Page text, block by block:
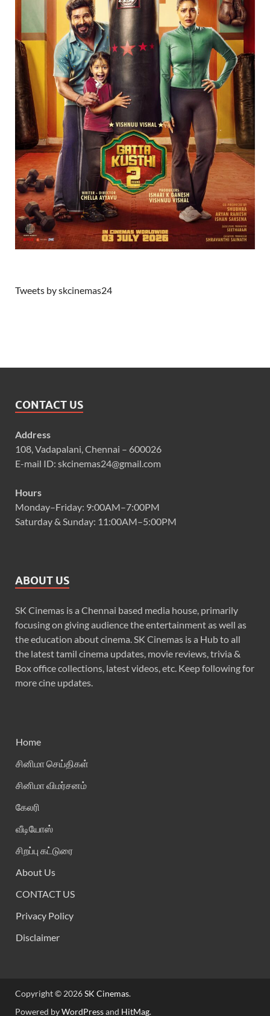
Tweets by skcinemas24
CONTACT US
Address
108, Vadapalani, Chennai – 600026
E-mail ID: skcinemas24@gmail.com
Hours
Monday–Friday: 9:00AM–7:00PM
Saturday & Sunday: 11:00AM–5:00PM
ABOUT US
SK Cinemas is a Chennai based media house, primarily
focusing on giving audience the entertainment as well as
the education about cinema. SK Cinemas is a Hub to all
the latest tamil cinema updates, movie reviews, trivia &
Box office collections, latest videos, etc. Keep following for
more cine updates.
Home
சினிமா செய்திகள்
சினிமா விமர்சனம்
கேலரி
வீடியோஸ்
சிறப்பு கட்டுரை
About Us
CONTACT US
Privacy Policy
Disclaimer
Copyright © 2026SK Cinemas.
Powered byWordPressand HitMag.